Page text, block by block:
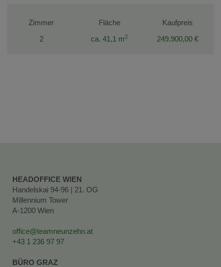
Zimmer
2
Fläche
ca. 41,1 m2
Kaufpreis
249.900,00 €
HEADOFFICE WIEN
Handelskai 94-96 | 21. OG
Millennium Tower
A-1200 Wien
office@teamneunzehn.at
+43 1 236 97 97
BÜRO GRAZ